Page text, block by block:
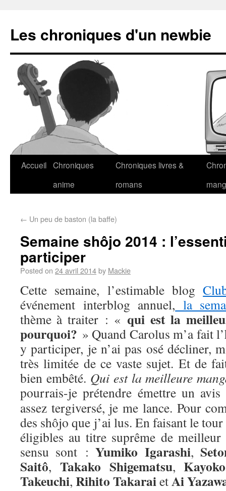
Les chroniques d'un newbie
Accueil Chroniques
anime
Chroniques livres &
romans
← Un peu de baston (la baffe)
Semaine shôjo 2014 :
participer
Posted on 24 avril 2014by Mackie
Cette semaine, l’estimable blog
événement interblog annuel, la
thème à traiter : « qui est la
pourquoi? » Quand Carolus m’a fait
y participer, je n’ai pas osé décliner,
très limitée de ce vaste sujet. Et de
bien embêté. Qui est la meilleure
pourrais-je prétendre émettre un
assez tergiversé, je me lance. Pour
des shôjo que j’ai lus. En faisant le tour
éligibles au titre suprême de
sensu sont :Yumiko Igarashi,
Saitô, Takako Shigematsu,Kayoko
Takeuchi, Rihito TakaraietAi